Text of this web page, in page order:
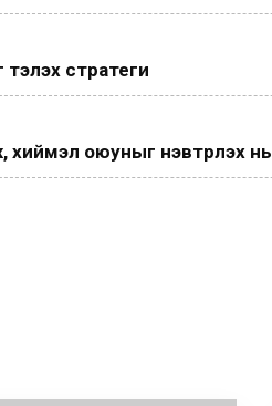
тэлэх стратеги
оюуныг нэвтрүүлэх нь